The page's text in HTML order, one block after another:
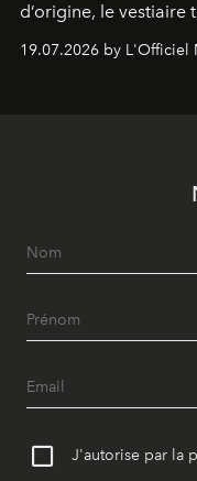
d’origine, le
d’expérimentation.
révise les
19.07.2026 by L'Officiel
J'autorise par la